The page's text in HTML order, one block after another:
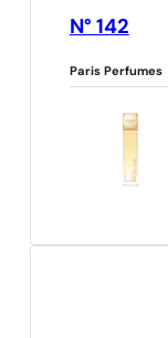
N° 142
Paris Perfumes